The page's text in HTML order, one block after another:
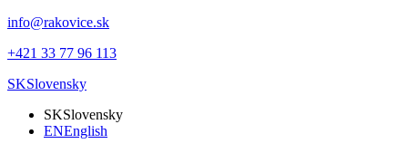
info@rakovice.sk
+421 33 77 96 113
SKSlovensky
SKSlovensky
ENEnglish